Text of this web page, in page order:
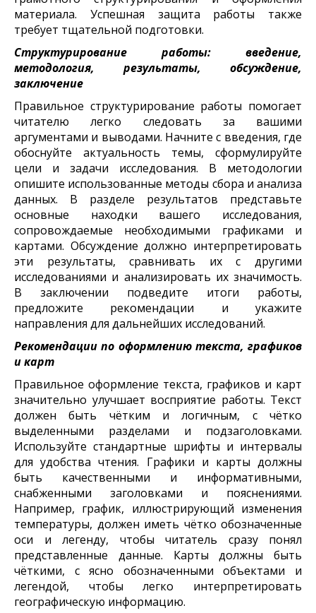
материала. Успешная защита работы также
требует тщательной подготовки.
Структурирование работы: введение,
методология, результаты, обсуждение,
заключение
Правильное структурирование работы помогает
читателю легко следовать за вашими
аргументами и выводами. Начните с введения, где
обоснуйте актуальность темы, сформулируйте
цели и задачи исследования. В методологии
опишите использованные методы сбора и анализа
данных. В разделе результатов представьте
основные находки вашего исследования,
сопровождаемые необходимыми графиками и
картами. Обсуждение должно интерпретировать
эти результаты, сравнивать их с другими
исследованиями и анализировать их значимость.
В заключении подведите итоги работы,
предложите рекомендации и укажите
направления для дальнейших исследований.
Рекомендации по оформлению текста, графиков
и карт
Правильное оформление текста, графиков и карт
значительно улучшает восприятие работы. Текст
должен быть чётким и логичным, с чётко
выделенными разделами и подзаголовками.
Используйте стандартные шрифты и интервалы
для удобства чтения. Графики и карты должны
быть качественными и информативными,
снабженными заголовками и пояснениями.
Например, график, иллюстрирующий изменения
температуры, должен иметь чётко обозначенные
оси и легенду, чтобы читатель сразу понял
представленные данные. Карты должны быть
чёткими, с ясно обозначенными объектами и
легендой, чтобы легко интерпретировать
географическую информацию.